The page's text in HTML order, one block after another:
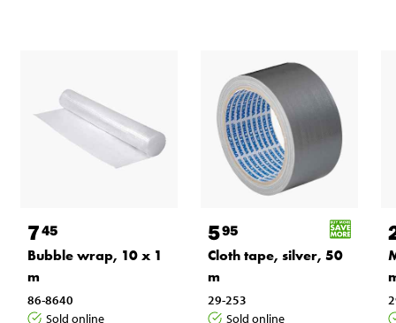
745
Bubble wrap, 10 x 1
m
86-8640
Sold online
595
Cloth tape, silver, 50
m
29-253
Sold online